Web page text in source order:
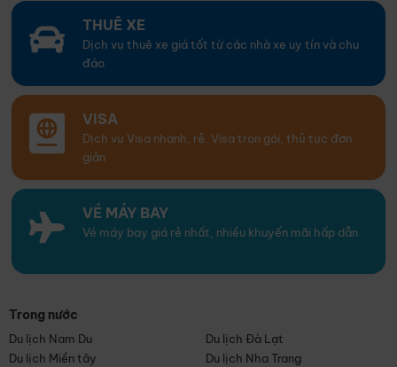
THUÊ XE
Dịch vụ thuê xe giá tốt từ các nhà xe uy tín và chu
đáo
VISA
Dịch vụ Visa nhanh, rẻ. Visa trọn gói, thủ tục đơn
giản
VÉ MÁY BAY
Vé máy bay giá rẻ nhất, nhiều khuyến mãi hấp dẫn
Trong nước
Du lịch Nam Du
Du lịch Đà Lạt
Du lịch Miền tây
Du lịch Nha Trang